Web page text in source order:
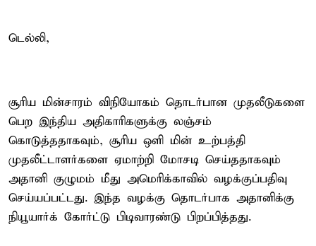
டெல்லி,
சூரிய மின்சாரம் விநியோகம் தொடர்பான முதலீடுகளை
பெற இந்திய அதிகாரிகளுக்கு லஞ்சம்
கொடுத்ததாகவும், சூரிய ஒளி மின் உற்பத்தி
முதலீட்டாளர்களை ஏமாற்றி மோசடி செய்ததாகவும்
அதானி குழுமம் மீது அமெரிக்காவில் வழக்குப்பதிவு
செய்யப்பட்டது. இந்த வழக்கு தொடர்பாக அதானிக்கு
நியூயார்க் கோர்ட்டு பிடிவாரண்டு பிறப்பித்தது.